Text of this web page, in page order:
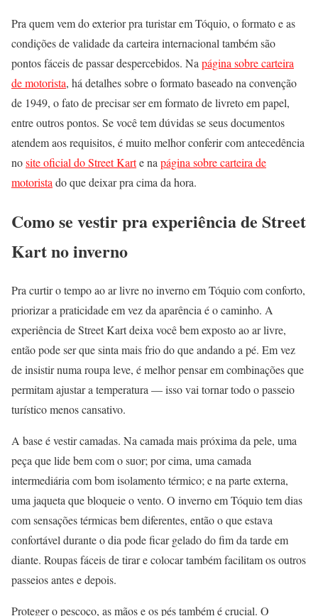
Pra quem vem do exterior pra turistar em Tóquio, o formato e as
condições de validade da carteira internacional também são
pontos fáceis de passar despercebidos. Na página sobre carteira
de motorista, há detalhes sobre o formato baseado na convenção
de 1949, o fato de precisar ser em formato de livreto em papel,
entre outros pontos. Se você tem dúvidas se seus documentos
atendem aos requisitos, é muito melhor conferir com antecedência
nosite oficial do Street Karte na página sobre carteira de
motorista do que deixar pra cima da hora.
Como se vestir pra experiência de Street
Kart no inverno
Pra curtir o tempo ao ar livre no inverno em Tóquio com conforto,
priorizar a praticidade em vez da aparência é o caminho. A
experiência de Street Kart deixa você bem exposto ao ar livre,
então pode ser que sinta mais frio do que andando a pé. Em vez
de insistir numa roupa leve, é melhor pensar em combinações que
permitam ajustar a temperatura — isso vai tornar todo o passeio
turístico menos cansativo.
A base é vestir camadas. Na camada mais próxima da pele, uma
peça que lide bem com o suor; por cima, uma camada
intermediária com bom isolamento térmico; e na parte externa,
uma jaqueta que bloqueie o vento. O inverno em Tóquio tem dias
com sensações térmicas bem diferentes, então o que estava
confortável durante o dia pode ficar gelado do fim da tarde em
diante. Roupas fáceis de tirar e colocar também facilitam os outros
passeios antes e depois.
Proteger o pescoço, as mãos e os pés também é crucial. O